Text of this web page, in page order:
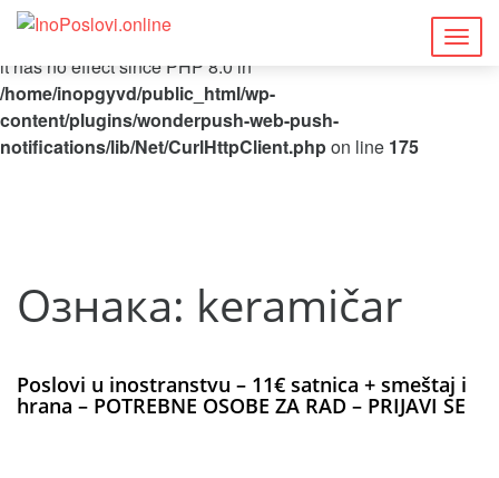
Deprecated: Function curl_close() is deprecated since 8.5, as
it has no effect since PHP 8.0 in
/home/inopgyvd/public_html/wp-
content/plugins/wonderpush-web-push-
notifications/lib/Net/CurlHttpClient.phpon line 175
Ознака: keramičar
Poslovi u inostranstvu – 11€ satnica + smeštaj i
hrana – POTREBNE OSOBE ZA RAD – PRIJAVI SE